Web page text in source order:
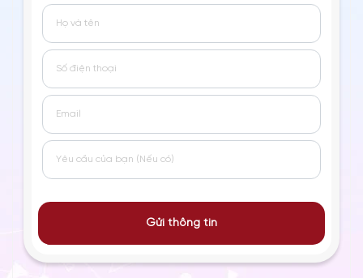
Gửi thông tin